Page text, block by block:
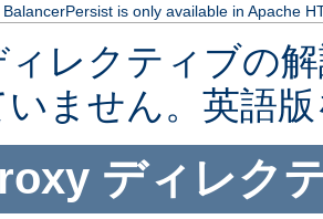
BalancerPersist is only available in Apache
ィレクティブの
いません。英語
ディレク